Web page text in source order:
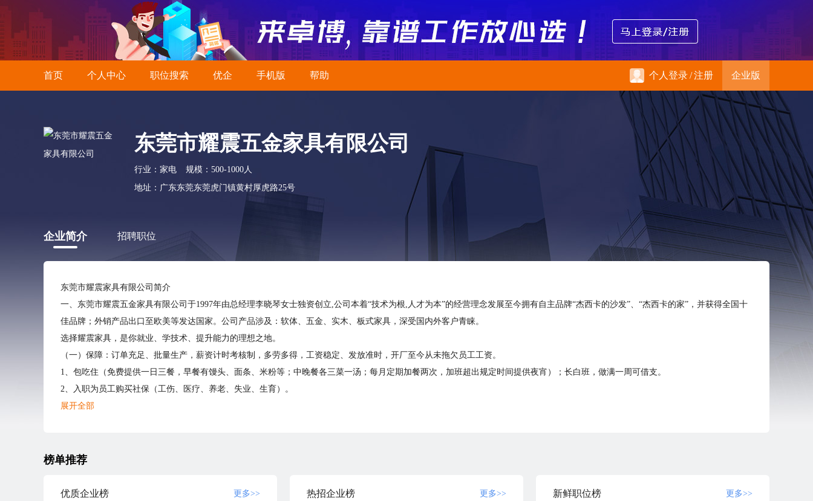
首页 个人中心 职位搜索 优企 手机版 帮助 个人登录/注册 企业版
东莞市耀震五金家具有限公司
行业：家电
规模：500-1000人
地址：广东东莞东莞虎门镇黄村厚虎路25号
企业简介 招聘职位
东莞市耀震家具有限公司简介
一、东莞市耀震五金家具有限公司于1997年由总经理李晓琴女士独资创立,公司本着“技术为根,人才为本”的经营理念发展至今拥有自主品牌“杰西卡的沙发”、“杰西卡的家”，并获得全国十
佳品牌；外销产品出口至欧美等发达国家。公司产品涉及：软体、五金、实木、板式家具，深受国内外客户青睐。
选择耀震家具，是你就业、学技术、提升能力的理想之地。
（一）保障：订单充足、批量生产，薪资计时考核制，多劳多得，工资稳定、发放准时，开厂至今从未拖欠员工工资。
1、包吃住（免费提供一日三餐，早餐有馒头、面条、米粉等；中晚餐各三菜一汤；每月定期加餐两次，加班超出规定时间提供夜宵）；长白班，做满一周可借支。
2、入职为员工购买社保（工伤、医疗、养老、失业、生育）。
（二）公司福利政策及娱乐设施
★ 娱乐设施：篮球、兵乓球、羽毛球、桌球、双杠等。
（四）提升：公司有完善的成长规划和晋升渠道，创造了“能者上、庸者下”积极向上的发展平台和空间，已建立了健全的培训体系、绩效考核体系、目标管理体系等；公司技术管理人员
展开全部
榜单推荐
优质企业榜 更多>> 热招企业榜 更多>> 新鲜职位榜 更多>>